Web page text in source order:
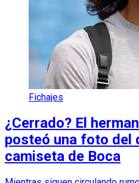
Fichajes
¿Cerrado? El
posteó una foto del
camiseta de Boca